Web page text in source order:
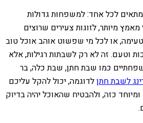
לכל אחד: למשפחות גדולות
מיותר, לזוגות צעירים שרוצים
או לכל מי שפשוט אוהב אוכל טוב
וטעם. זה לא רק לשבתות רגילות, אלא
כמו שבת חתן, שבת כלה, בר
לשבת חתןלדוגמה, יכול להקל עליכם
כזה, ולהבטיח שהאוכל יהיה בדיוק